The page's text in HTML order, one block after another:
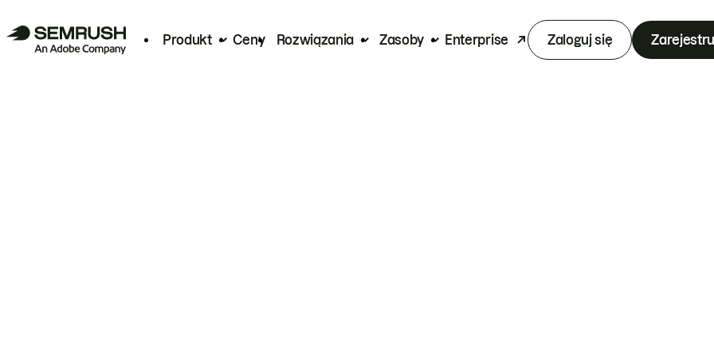
Produkt Ceny Rozwiązania Zasoby Enterprise Zaloguj się